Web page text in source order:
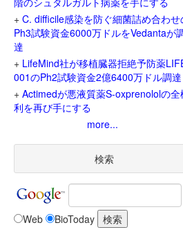
+ C. difficile感染を防ぐ細菌詰め合わせ
Ph3試験資金6000万ドルをVedantaが
達
+ LifeMind社が移植臓器拒絶予防薬
001のPh2試験資金2億6400万ドル調達
+ Actimedが悪液質薬S-oxprenololの全
利を再び手にする
more...
検索
Web BioToday